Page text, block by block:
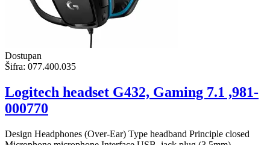
Dostupan
Šifra: 077.400.035
Logitech headset G432, Gaming 7.1 ,981-
000770
Design Headphones (Over-Ear) Type headband Principle closed